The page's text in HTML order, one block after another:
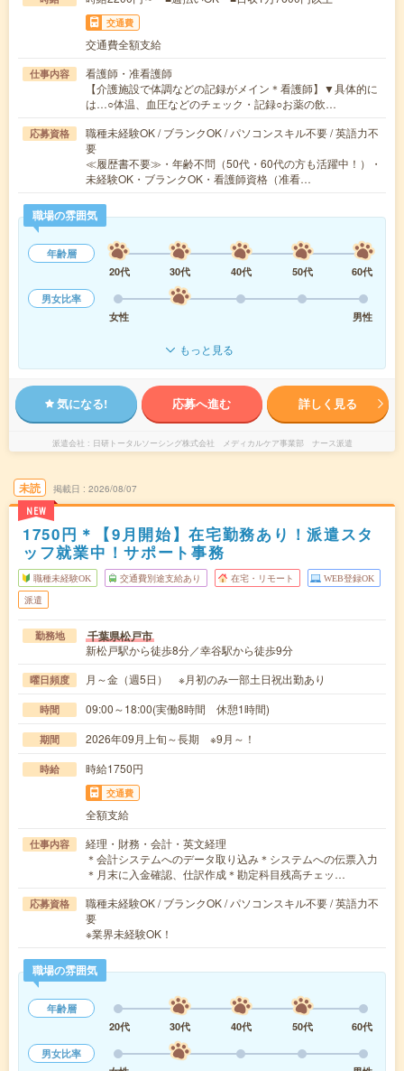
交通費
交通費全額支給
仕事内容
看護師・准看護師
【介護施設で体調などの記録がメイン＊看護師】▼具体的に
は…○体温、血圧などのチェック・記録○お薬の飲…
応募資格
職種未経験OK / ブランクOK / パソコンスキル不要 / 英語力不
要
≪履歴書不要≫・年齢不問（50代・60代の方も活躍中！）・
未経験OK・ブランクOK・看護師資格（准看…
職場の雰囲気
年齢層
20代
30代 40代 50代
60代
男女比率
女性
男性
もっと見る
気になる! 応募へ進む 詳しく見る
派遣会社 日研トータルソーシング株式会社 メディカルケア事業部 ナース派遣
未読
NEW
掲載日 2026/08/07
1750円＊【9月開始】在宅勤務あり！派遣スタ
ッフ就業中！サポート事務
職種未経験OK 交通費別途支給あり 在宅・リモート WEB登録OK
派遣
勤務地 千葉県松戸市
新松戸駅から徒歩8分／幸谷駅から徒歩9分
曜日頻度 月～金（週5日） ※月初のみ一部土日祝出勤あり
時間 09:00～18:00(実働8時間 休憩1時間)
期間 2026年09月上旬～長期 ※9月～！
時給 時給1750円
交通費
全額支給
仕事内容
経理・財務・会計・英文経理
＊会計システムへのデータ取り込み＊システムへの伝票入力
＊月末に入金確認、仕訳作成＊勘定科目残高チェッ…
応募資格
職種未経験OK / ブランクOK / パソコンスキル不要 / 英語力不
要
※業界未経験OK！
職場の雰囲気
年齢層
20代
30代 40代 50代
60代
男女比率